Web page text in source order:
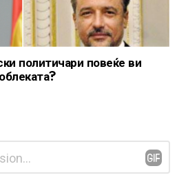
политичари повеќе ви